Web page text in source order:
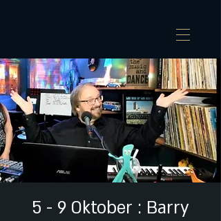
5 - 9 Oktober : Barry